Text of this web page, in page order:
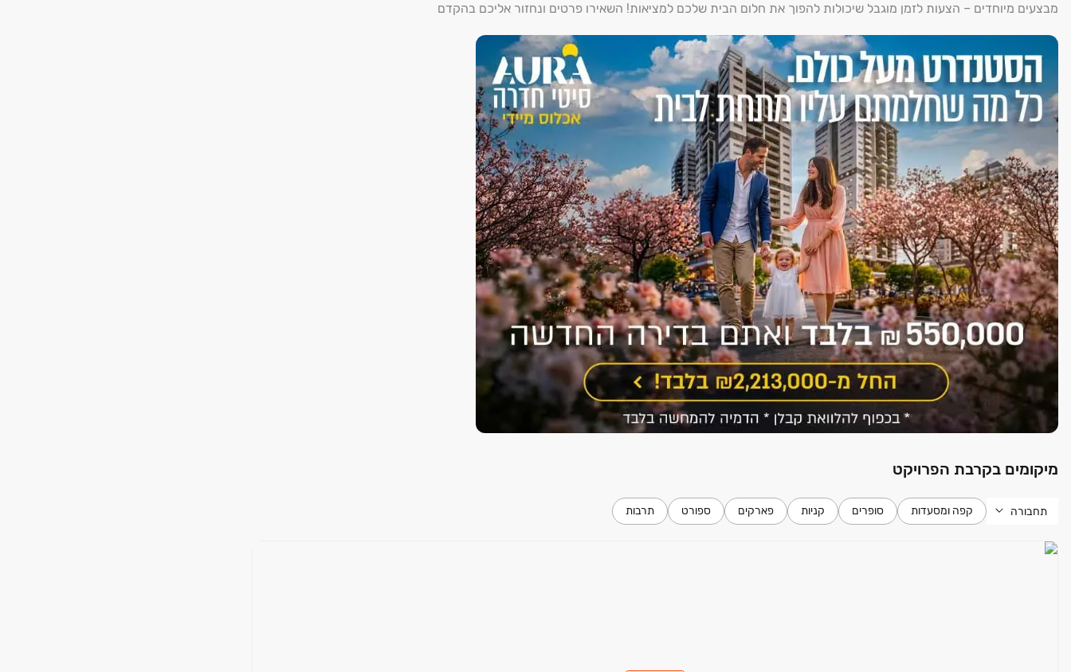
מבצעים מיוחדים – הצעות לזמן מוגבל שיכולות להפוך את חלום הבית שלכם למציאות! השאירו פרטים ונחזור אליכם בהקדם
מיקומים בקרבת הפרויקט
תחבורה קפה ומסעדות סופרים קניות פארקים ספורט תרבות